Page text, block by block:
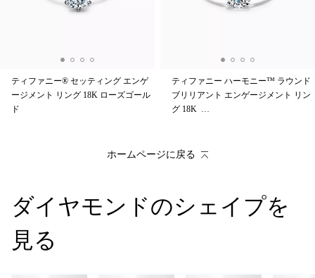
ティファニー® セッティング エンゲ
ージメント リング 18K ローズゴール
ド
ティファニー ハーモニー™ ラウンド
ブリリアント エンゲージメント リン
グ 18K …
ホームページに戻る
ダイヤモンドのシェイプを
見る